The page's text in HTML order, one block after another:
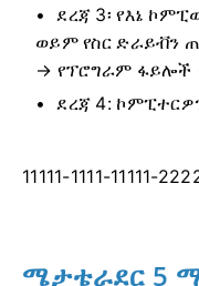
ደረጃ 3፡ የእኔ
ወይም የስር ድራይቭን
→ የፕሮግራም ፋይሎች
ደረጃ 4:
11111-1111-11111-
ሜታቴራደር 5